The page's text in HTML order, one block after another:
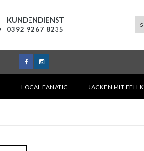
KUNDENDIENST
0392 9267 8235
LOCAL FANATIC JACKEN MIT